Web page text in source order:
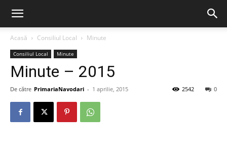
Acasă Consiliul Local Minute
Consiliul Local Minute
Minute – 2015
De către PrimariaNavodari - 1 aprilie, 2015 0
2542